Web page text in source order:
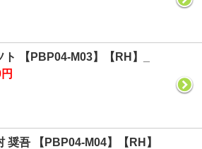
ト 【PBP04-M03】【RH】_
奨吾 【PBP04-M04】【RH】